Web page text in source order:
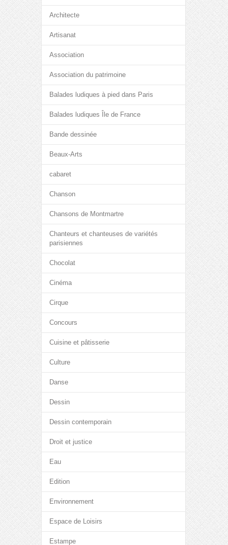
Architecte
Artisanat
Association
Association du patrimoine
Balades ludiques à pied dans Paris
Balades ludiques Île de France
Bande dessinée
Beaux-Arts
cabaret
Chanson
Chansons de Montmartre
Chanteurs et chanteuses de variétés
parisiennes
Chocolat
Cinéma
Cirque
Concours
Cuisine et pâtisserie
Culture
Danse
Dessin
Dessin contemporain
Droit et justice
Eau
Edition
Environnement
Espace de Loisirs
Estampe